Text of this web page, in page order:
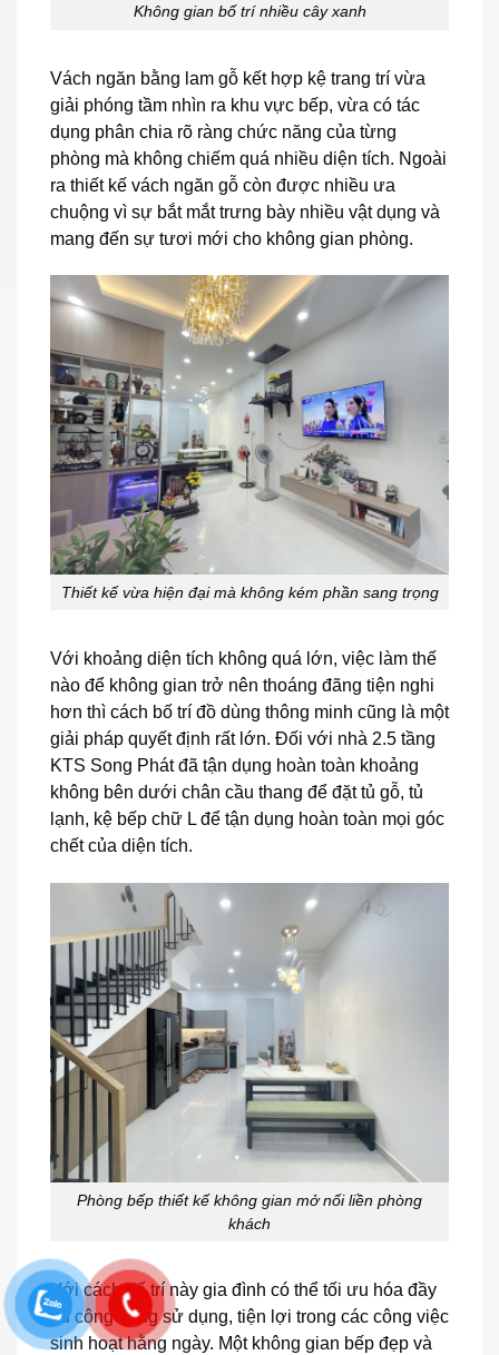
Không gian bố trí nhiều cây xanh
Vách ngăn bằng lam gỗ kết hợp kệ trang trí vừa
giải phóng tầm nhìn ra khu vực bếp, vừa có tác
dụng phân chia rõ ràng chức năng của từng
phòng mà không chiếm quá nhiều diện tích. Ngoài
ra thiết kế vách ngăn gỗ còn được nhiều ưa
chuộng vì sự bắt mắt trưng bày nhiều vật dụng và
mang đến sự tươi mới cho không gian phòng.
Thiết kế vừa hiện đại mà không kém phần sang trọng
Với khoảng diện tích không quá lớn, việc làm thế
nào để không gian trở nên thoáng đãng tiện nghi
hơn thì cách bố trí đồ dùng thông minh cũng là một
giải pháp quyết định rất lớn. Đối với nhà 2.5 tầng
KTS Song Phát đã tận dụng hoàn toàn khoảng
không bên dưới chân cầu thang để đặt tủ gỗ, tủ
lạnh, kệ bếp chữ L để tận dụng hoàn toàn mọi góc
chết của diện tích.
Phòng bếp thiết kế không gian mở nối liền phòng
khách
Với cách bố trí này gia đình có thể tối ưu hóa đầy
đủ công năng sử dụng, tiện lợi trong các công việc
sinh hoạt hằng ngày. Một không gian bếp đẹp và